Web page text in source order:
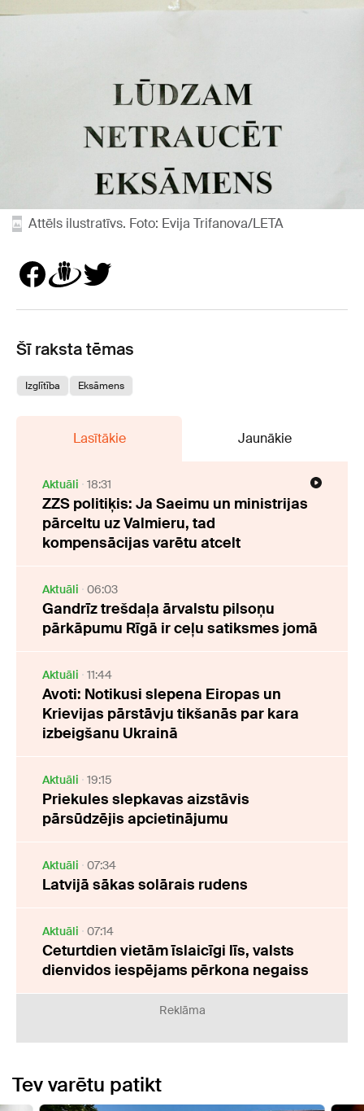
Attēls ilustratīvs. Foto: Evija Trifanova/LETA
Šī raksta tēmas
Izglītība Eksāmens
Lasītākie Jaunākie
Aktuāli 18:31
ZZS politiķis: Ja Saeimu un ministrijas
pārceltu uz Valmieru, tad
kompensācijas varētu atcelt
Aktuāli 06:03
Gandrīz trešdaļa ārvalstu pilsoņu
pārkāpumu Rīgā ir ceļu satiksmes jomā
Aktuāli 11:44
Avoti: Notikusi slepena Eiropas un
Krievijas pārstāvju tikšanās par kara
izbeigšanu Ukrainā
Aktuāli 19:15
Priekules slepkavas aizstāvis
pārsūdzējis apcietinājumu
Aktuāli 07:34
Latvijā sākas solārais rudens
Aktuāli 07:14
Ceturtdien vietām īslaicīgi līs, valsts
dienvidos iespējams pērkona negaiss
Reklāma
Tev varētu patikt